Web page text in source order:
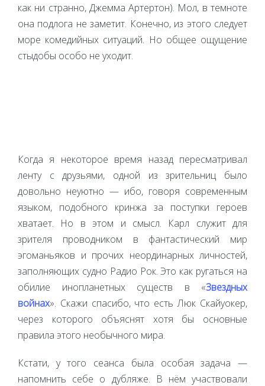
как ни странно, Джемма Артертон). Мол, в темноте
она подлога не заметит. Конечно, из этого следует
море комедийных ситуаций. Но общее ощущение
стыдобы особо не уходит.
Когда я некоторое время назад пересматривал
ленту с друзьями, одной из зрительниц было
довольно неуютно — ибо, говоря современным
языком, подобного кринжа за поступки героев
хватает. Но в этом и смысл. Карл служит для
зрителя проводником в фантастический мир
эгоманьяков и прочих неординарных личностей,
заполняющих судно Радио Рок. Это как ругаться на
обилие инопланетных существ в «Звездных
войнах». Скажи спасибо, что есть Люк Скайуокер,
через которого объяснят хотя бы основные
правила этого необычного мира.
Кстати, у того сеанса была особая задача —
напомнить себе о дубляже. В нём участвовали